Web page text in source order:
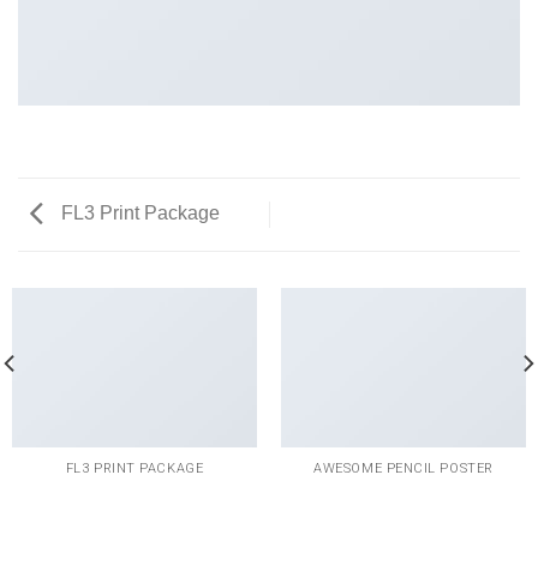
FL3 Print Package
FL3 PRINT PACKAGE AWESOME PENCIL POSTER